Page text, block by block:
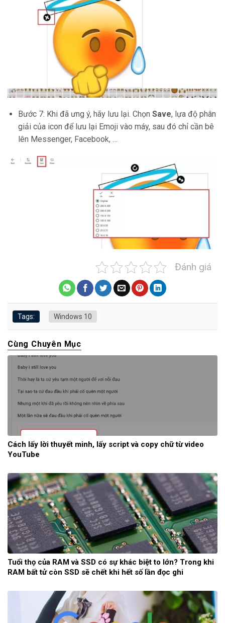
Bước 7: Khi đã ưng ý, hãy lưu lại. Chọn Save, lựa độ phân
giải của icon để lưu lại Emoji vào máy, sau đó chỉ cần bê
lên Messenger, Facebook, …
Đánh giá
Tags: Windows 10
Cùng Chuyên Mục
Cách lấy lời thuyết minh, lấy script và copy chữ từ video
YouTube
Tuổi thọ của RAM và SSD có sự khác biệt to lớn? Trong khi
RAM bất tử còn SSD sẽ chết khi hết số lần đọc ghi